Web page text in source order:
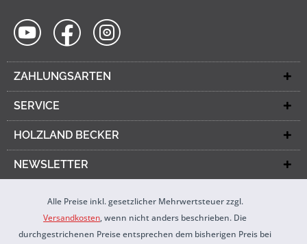
ZAHLUNGSARTEN
SERVICE
HOLZLAND BECKER
NEWSLETTER
Alle Preise inkl. gesetzlicher Mehrwertsteuer zzgl.
Versandkosten, wenn nicht anders beschrieben. Die
durchgestrichenen Preise entsprechen dem bisherigen Preis bei